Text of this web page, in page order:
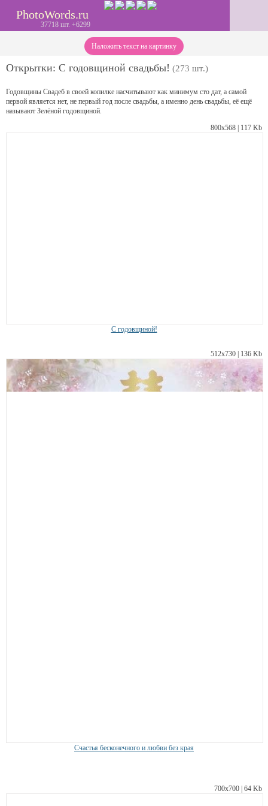
PhotoWords.ru
37718 шт. +6299
Наложить текст на картинку
Открытки: С годовщиной свадьбы! (273 шт.)
Годовщины Свадеб в своей копилке насчитывают как минимум сто дат, а самой
первой является нет, не первый год после свадьбы, а именно день свадьбы, её ещё
называют Зелёной годовщиной.
800х568 | 117 Kb
С годовщиной!
512х730 | 136 Kb
Счастья бесконечного и любви без края
700х700 | 64 Kb